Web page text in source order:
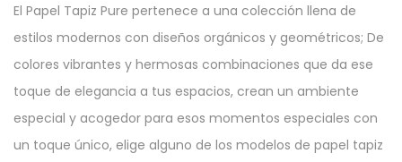
El Papel Tapiz Pure pertenece a una colección llena de
estilos modernos con diseños orgánicos y geométricos; De
colores vibrantes y hermosas combinaciones que da ese
toque de elegancia a tus espacios, crean un ambiente
especial y acogedor para esos momentos especiales con
un toque único, elige alguno de los modelos de papel tapiz